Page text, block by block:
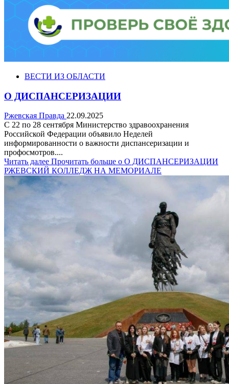
ВЕСТИ ИЗ ОБЛАСТИ
О ДИСПАНСЕРИЗАЦИИ
Ржевская Правда 22.09.2025
С 22 по 28 сентября Министерство здравоохранения
Российской Федерации объявило Неделей
информированности о важности диспансеризации и
профосмотров....
Читать далее Прочитать больше о О ДИСПАНСЕРИЗАЦИИ
РЖЕВСКИЙ КОЛЛЕДЖ НА МЕМОРИАЛЕ